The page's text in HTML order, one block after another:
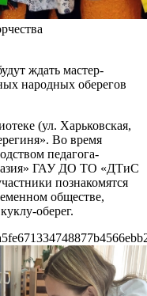
ждать мастер-
народных оберегов
(ул. Харьковская,
Во время
педагога-
ГАУ ДО ТО «ДТиС
познакомятся
обществе,
оберег.